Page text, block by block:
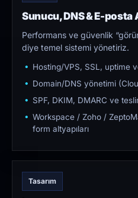
Sunucu, DNS & E-posta
Performans ve güvenlik
diye temel sistemi yönetiriz.
Hosting/VPS, SSL, uptime
Domain/DNS yönetimi
SPF, DKIM, DMARC ve
Workspace / Zoho /
form altyapıları
Tasarım